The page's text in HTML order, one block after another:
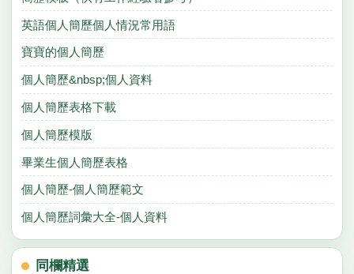
英語個人簡歷個人情況常用語
寶寶的個人簡歷
個人簡歷&nbsp;個人資料
個人簡歷表格下載
個人簡歷模版
畢業生個人簡歷表格
個人簡歷-個人簡歷範文
個人簡歷詞彙大全-個人資料
同欄精選